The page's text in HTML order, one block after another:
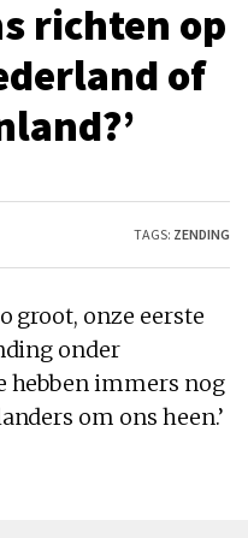
richten op
of
TAGS: ZENDING
groot, onze eerste
onder
hebben immers nog
om ons heen.’